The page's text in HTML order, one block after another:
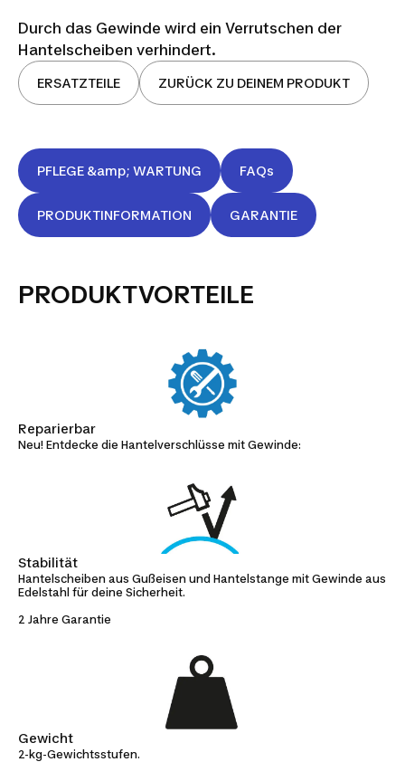
Durch das Gewinde wird ein Verrutschen der
Hantelscheiben verhindert.
ERSATZTEILE ZURÜCK ZU DEINEM PRODUKT
PFLEGE &amp; WARTUNG FAQs
PRODUKTINFORMATION GARANTIE
PRODUKTVORTEILE
Reparierbar
Neu! Entdecke die Hantelverschlüsse mit Gewinde:
Stabilität
Hantelscheiben aus Gußeisen und Hantelstange mit Gewinde aus
Edelstahl für deine Sicherheit.
2 Jahre Garantie
Gewicht
2-kg-Gewichtsstufen.